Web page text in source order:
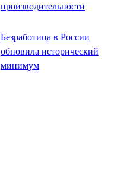
производительности
Безработица в России
обновила исторический
минимум